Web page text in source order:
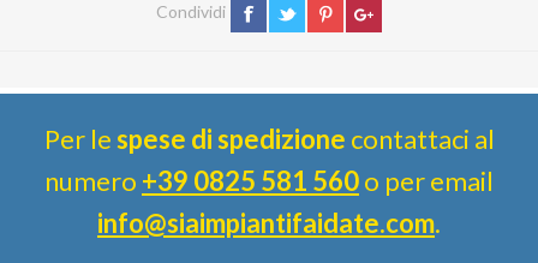
Condividi
Per lespese di spedizione contattaci al
numero +39 0825 581 560o per email
info@siaimpiantifaidate.com.